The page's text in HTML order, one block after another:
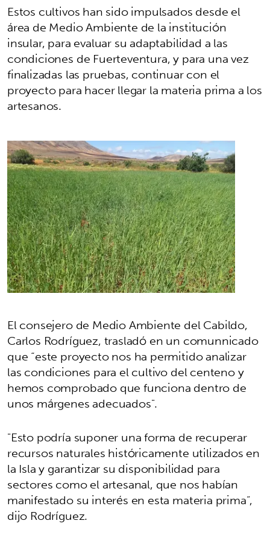
Estos cultivos han sido impulsados desde el
área de Medio Ambiente de la institución
insular, para evaluar su adaptabilidad a las
condiciones de Fuerteventura, y para una vez
finalizadas las pruebas, continuar con el
proyecto para hacer llegar la materia prima a los
artesanos.
El consejero de Medio Ambiente del Cabildo,
Carlos Rodríguez, trasladó en un comunnicado
que “este proyecto nos ha permitido analizar
las condiciones para el cultivo del centeno y
hemos comprobado que funciona dentro de
unos márgenes adecuados".
"Esto podría suponer una forma de recuperar
recursos naturales históricamente utilizados en
la Isla y garantizar su disponibilidad para
sectores como el artesanal, que nos habían
manifestado su interés en esta materia prima”,
dijo Rodríguez.